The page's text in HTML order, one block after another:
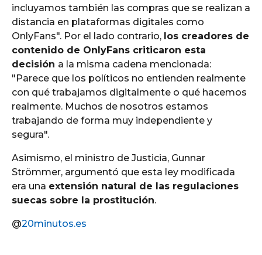
incluyamos también las compras que se realizan a
distancia en plataformas digitales como
OnlyFans". Por el lado contrario, los creadores de
contenido de OnlyFans criticaron esta
decisión a la misma cadena mencionada:
"Parece que los políticos no entienden realmente
con qué trabajamos digitalmente o qué hacemos
realmente. Muchos de nosotros estamos
trabajando de forma muy independiente y
segura".
Asimismo, el ministro de Justicia, Gunnar
Strömmer, argumentó que esta ley modificada
era una extensión natural de las regulaciones
suecas sobre la prostitución.
@20minutos.es